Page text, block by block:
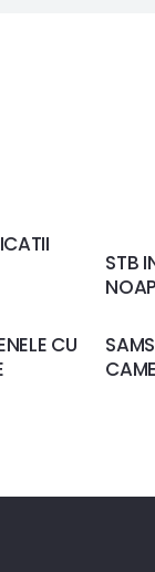
STB
CU